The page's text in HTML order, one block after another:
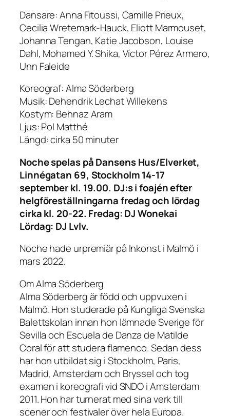
Dansare: Anna Fitoussi, Camille Prieux,
Cecilia Wretemark-Hauck, Eliott Marmouset,
Johanna Tengan, Katie Jacobson, Louise
Dahl, Mohamed Y. Shika, Víctor Pérez Armero,
Unn Faleide
Koreograf: Alma Söderberg
Musik: Dehendrik Lechat Willekens
Kostym: Behnaz Aram
Ljus: Pol Matthé
Längd: cirka 50 minuter
Noche spelas på Dansens Hus/Elverket,
Linnégatan 69, Stockholm 14-17
september kl. 19.00. DJ:s i foajén efter
helgföreställningarna fredag och lördag
cirka kl. 20-22. Fredag: DJ Wonekai
Lördag: DJ Lvlv.
Noche hade urpremiär på Inkonst i Malmö i
mars 2022.
Om Alma Söderberg
Alma Söderberg är född och uppvuxen i
Malmö. Hon studerade på Kungliga Svenska
Balettskolan innan hon lämnade Sverige för
Sevilla och Escuela de Danza de Matilde
Coral för att studera flamenco. Sedan dess
har hon utbildat sig i Stockholm, Paris,
Madrid, Amsterdam och Bryssel och tog
examen i koreografi vid SNDO i Amsterdam
2011. Hon har turnerat med sina verk till
scener och festivaler över hela Europa.